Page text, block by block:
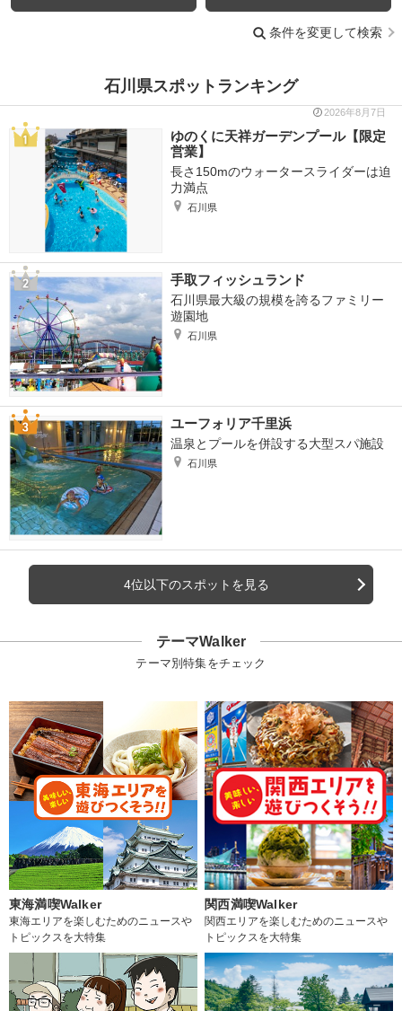
条件を変更して検索
石川県スポットランキング
2026年8月7日
ゆのくに天祥ガーデンプール【限定
営業】
長さ150mのウォータースライダーは迫
力満点
石川県
手取フィッシュランド
石川県最大級の規模を誇るファミリー
遊園地
石川県
ユーフォリア千里浜
温泉とプールを併設する大型スパ施設
石川県
4位以下のスポットを見る
テーマWalker
テーマ別特集をチェック
東海満喫Walker
東海エリアを楽しむためのニュースや
トピックスを大特集
関西満喫Walker
関西エリアを楽しむためのニュースや
トピックスを大特集